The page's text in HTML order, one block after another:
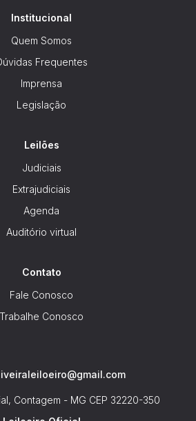
Institucional
Quem Somos
Frequentes
Imprensa
Legislação
Leilões
Judiciais
Extrajudiciais
Agenda
Auditório virtual
Contato
Fale Conosco
Trabalhe Conosco
Contagem - MG CEP 32220-350